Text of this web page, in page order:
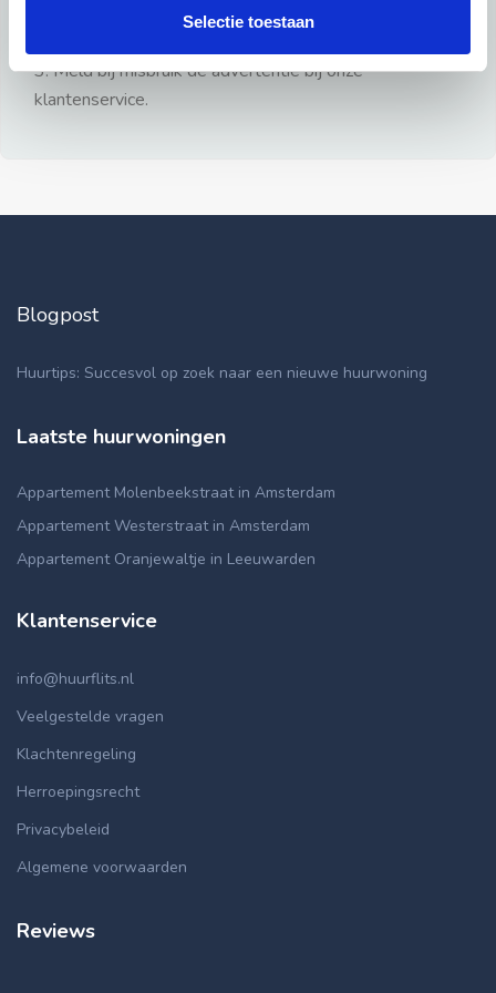
Selectie toestaan
3: Meld bij misbruik de advertentie bij onze
klantenservice.
Blogpost
Huurtips: Succesvol op zoek naar een nieuwe huurwoning
Laatste huurwoningen
Appartement Molenbeekstraat in Amsterdam
Appartement Westerstraat in Amsterdam
Appartement Oranjewaltje in Leeuwarden
Klantenservice
info@huurflits.nl
Veelgestelde vragen
Klachtenregeling
Herroepingsrecht
Privacybeleid
Algemene voorwaarden
Reviews